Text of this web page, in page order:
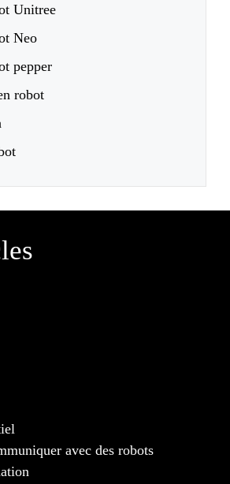
Unitree
Neo
pepper
robot
avec des robots